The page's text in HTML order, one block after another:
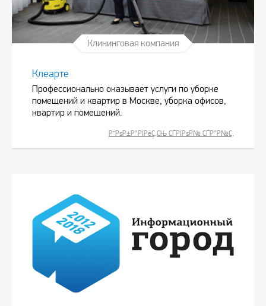
Клининговая компания
Клеарте
Профессионально оказывает услуги по уборке
помещений и квартир в Москве, уборка офисов,
квартир и помещений.
Р”РѕР±Р°РІРёС‚СЊ СЃРІРѕР№ СЃР°Р№С‚